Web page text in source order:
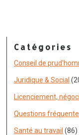
Catégories
Conseil de
Juridique & Social
Licenciement,
Questions
Santé au travail (86)